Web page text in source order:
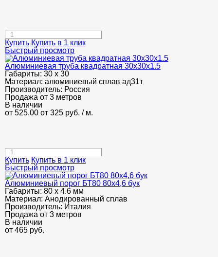
Купить Купить в 1 клик
Быстрый просмотр
Алюминиевая труба квадратная 30х30х1.5
Габариты: 30 х 30
Материал: алюминиевый сплав ад31т
Производитель: Россия
Продажа от 3 метров
В наличии
от 525.00 от 325 руб. / м.
Купить Купить в 1 клик
Быстрый просмотр
Алюминиевый порог БТ80 80х4,6 бук
Габариты: 80 х 4.6 мм
Материал: Анодированный сплав
Производитель: Италия
Продажа от 3 метров
В наличии
от 465 руб.